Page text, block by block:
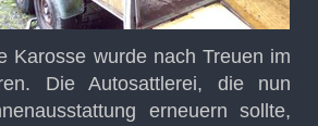
Karosse wurde nach Treuen im
Die Autosattlerei, die nun
erneuern sollte,